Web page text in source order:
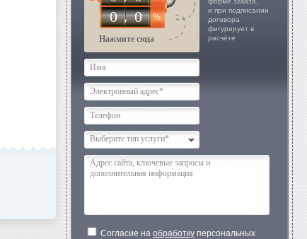
0
0
Нажмите сюда
Выберите тип услуги*
Согласие на обработку персональных
и при подписании
договора
фигурирует в
расчёте